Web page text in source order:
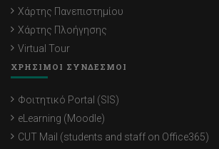
Χάρτης Πανεπιστημίου
Χάρτης Πλοήγησης
Virtual Tour
ΧΡΗΣΙΜΟΙ ΣΥΝΔΕΣΜΟΙ
Φοιτητικό Portal (SIS)
eLearning (Moodle)
CUT Mail (students and staff on Office365)